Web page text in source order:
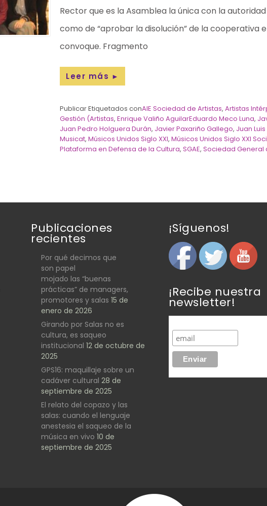
Rector que es la Asamblea la única con la
como de “aprobar la disolución” de la cooperativa
convoque. Fragmento
Leer más ►
Publicar Etiquetados conAIE Sociedad de Artistas,Artistas
Gestión (Artistas,Enrique Valiño AguilarEduardo Meco Luna,
Juan Pedro Holguera Durán, Javier Paxariño Gallego, Juan
Musicat,Músicos Unidos Siglo XXI,Músicos Unidos Siglo XXI
Plataforma en Defensa de la Cultura,SGAE,Sociedad General
Publicaciones
recientes
Por qué decimos que
son papel
mojado las “buenas
prácticas” de managers,
promotores y salas 15 de
enero de 2026
Girando por Salas no es
cultura, es saqueo
institucional 12 de octubre de
2025
GPS16: maquillaje sobre un
cadáver cultural 28 de
septiembre de 2025
El relato del copazo y las
salas: cuando el lenguaje
anestesia el saqueo de la
música en vivo 10 de
septiembre de 2025
¡Síguenos!
¡Recibe nuestra
newsletter!